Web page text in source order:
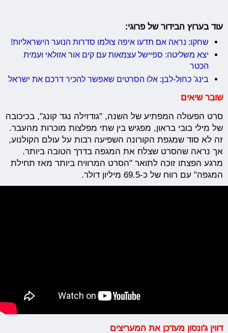
עוד בערוץ הבידור של פרוגי:
שחקו: נראה אם תדעו איפה צולמו סדרות הנוער הישראליות!
יצא משליטה: ספיישל עצמאות עם קים אור אזולאי ועמית
הכטר
בינג' כחול-לבן: אלו הסרטים שאפשר להכיר דרכם את ישראל
שובר שיאים
סרט הפעולה המפתיע של השנה, "גודזילה נגד קונג", בכיכובה
של מילי בובי בראון, מפגיש בין שתי מפלצות מוכרות מהעבר.
זה לא סוד שמגפת הקורונה השפיעה רבות על עולם הקולנוע,
אך נראה שהסרט שצלח את המגפה בדרך הטובה ביותר.
מרגע הפצתו זוכה לתואר "הסרט המרוויח ביותר מאז תחילת
המגפה" עם רווח של כ-69.5 מיליון דולר.
דווין ג'ונסון מעדכן את המעריצים